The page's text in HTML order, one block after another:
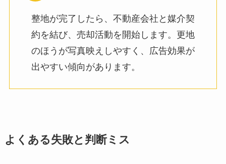
整地が完了したら、不動産会社と媒介契
約を結び、売却活動を開始します。更地
のほうが写真映えしやすく、広告効果が
出やすい傾向があります。
よくある失敗と判断ミス